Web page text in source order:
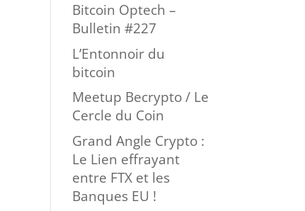
Bitcoin Optech –
Bulletin #227
L’Entonnoir du
bitcoin
Meetup Becrypto / Le
Cercle du Coin
Grand Angle Crypto :
Le Lien effrayant
entre FTX et les
Banques EU !